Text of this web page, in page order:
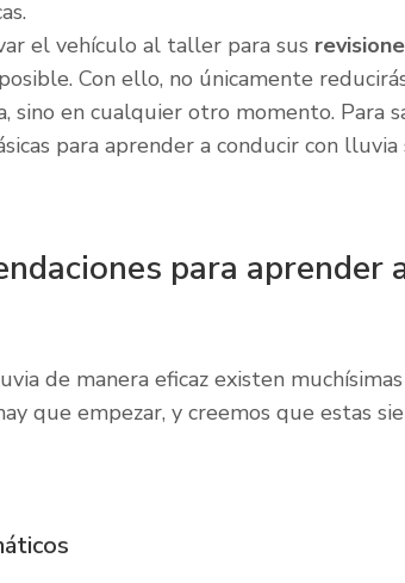
el vehículo al taller para sus
Con ello, no únicamente
sino en cualquier otro momento. Para
para aprender a conducir con
para aprender
de manera eficaz existen
que empezar, y creemos que estas